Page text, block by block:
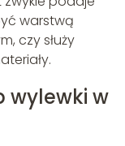
warstwą
czy służy
wylewki w